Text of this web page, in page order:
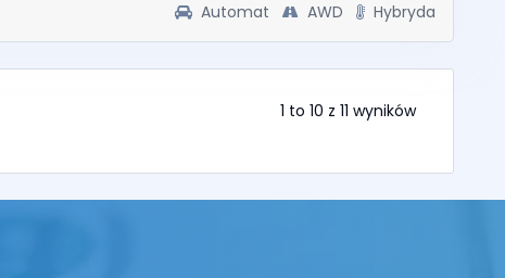
Automat AWD Hybryda
1 to 10 z 11 wyników